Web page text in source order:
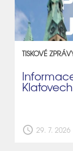
TISKOVÉ
Klatovech
schedule 29. 7. 2026